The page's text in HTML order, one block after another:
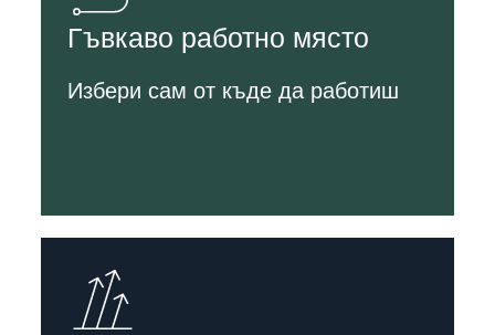
Гъвкаво работно място
Избери сам от къде да работиш